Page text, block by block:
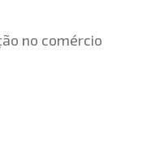
no comércio